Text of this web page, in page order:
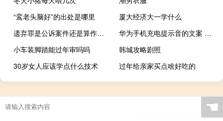
“鸾老头脑好”的出处是哪里
厦大经济大一学什么
遗弃罪是公诉案件还是算作自诉案件
华为手机充电提示音的文案 华为充电提示音怎么设置
小车装脚踏能过年审吗吗
韩城攻略剧照
30岁女人应该学点什么技术
过年给亲家买点啥好吃的
☚